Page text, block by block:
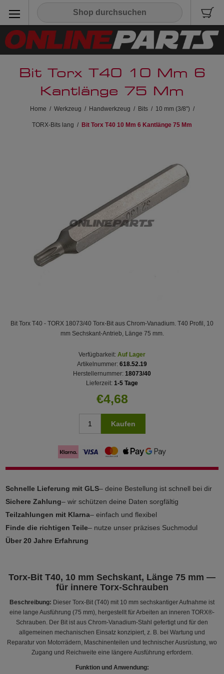
Bit Torx T40 10 Mm 6
Kantlänge 75 Mm
Home / Werkzeug / Handwerkzeug / Bits / 10 mm (3/8") /
TORX-Bits lang / Bit Torx T40 10 Mm 6 Kantlänge 75 Mm
Bit Torx T40 - TORX 18073/40 Torx-Bit aus Chrom-Vanadium. T40 Profil, 10
mm Sechskant-Antrieb, Länge 75 mm.
Verfügbarkeit: Auf Lager
Artikelnummer: 618.52.19
Herstellernummer: 18073/40
Lieferzeit: 1-5 Tage
€4,68
Kaufen
Schnelle Lieferung mit GLS– deine Bestellung ist schnell bei dir
Sichere Zahlung– wir schützen deine Daten sorgfältig
Teilzahlungen mit Klarna– einfach und flexibel
Finde die richtigen Teile– nutze unser präzises Suchmodul
Über 20 Jahre Erfahrung
Torx-Bit T40, 10 mm Sechskant, Länge 75 mm —
für innere Torx-Schrauben
Beschreibung: Dieser Torx-Bit (T40) mit 10 mm sechskantiger Aufnahme ist
eine lange Ausführung (75 mm), hergestellt für Arbeiten an inneren TORX®-
Schrauben. Der Bit ist aus Chrom-Vanadium-Stahl gefertigt und für den
allgemeinen mechanischen Einsatz konzipiert, z. B. bei Wartung und
Reparatur von Motorrädern, Maschinenteilen und technischer Ausrüstung, wo
Zugang und Reichweite eine längere Ausführung erfordern.
Funktion und Anwendung: